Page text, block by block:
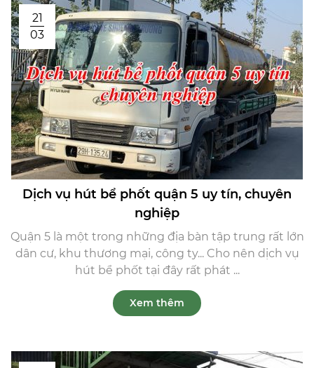
21
03
Dịch vụ hút bể phốt quận 5 uy tín, chuyên
nghiệp
Quận 5 là một trong những địa bàn tập trung rất lớn
dân cư, khu thương mại, công ty... Cho nên dịch vụ
hút bể phốt tại đây rất phát ...
Xem thêm